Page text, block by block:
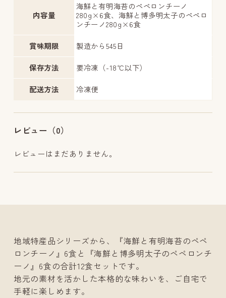
内容量
海鮮と有明海苔のペペロンチーノ
280g×6食、海鮮と博多明太子のペペロ
ンチーノ280g×6食
賞味期限 製造から545日
保存方法 要冷凍（-18℃以下）
配送方法 冷凍便
レビュー（0）
レビューはまだありません。
地域特産品シリーズから、『海鮮と有明海苔のペペ
ロンチーノ』6食と『海鮮と博多明太子のペペロンチ
ーノ』6食の合計12食セットです。
地元の素材を活かした本格的な味わいを、ご自宅で
手軽に楽しめます。